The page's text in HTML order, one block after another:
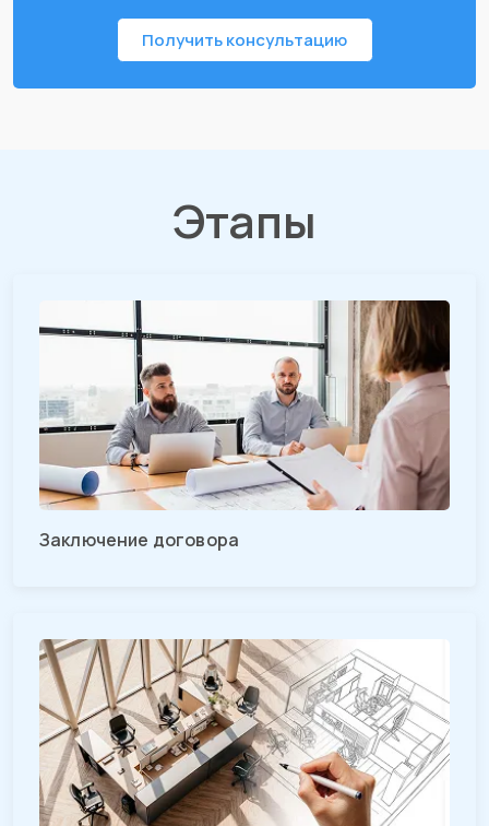
Получить консультацию
Этапы
Заключение договора